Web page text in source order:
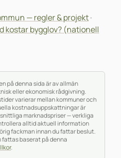
— regler & projekt·
kostar bygglov? (nationell
på denna sida är av allmän
eller ekonomisk rådgivning.
varierar mellan kommuner och
kostnadsuppskattningar är
marknadspriser — verkliga
alltid aktuell information
fackman innan du fattar beslut.
fattas baserat på denna
.